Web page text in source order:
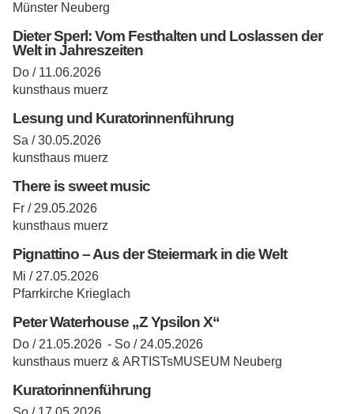
Münster Neuberg
Dieter Sperl: Vom Festhalten und Loslassen der
Welt in Jahreszeiten
Do / 11.06.2026
kunsthaus muerz
Lesung und Kuratorinnenführung
Sa / 30.05.2026
kunsthaus muerz
There is sweet music
Fr / 29.05.2026
kunsthaus muerz
Pignattino – Aus der Steiermark in die Welt
Mi / 27.05.2026
Pfarrkirche Krieglach
Peter Waterhouse „Z Ypsilon X“
Do / 21.05.2026 - So / 24.05.2026
kunsthaus muerz & ARTISTsMUSEUM Neuberg
Kuratorinnenführung